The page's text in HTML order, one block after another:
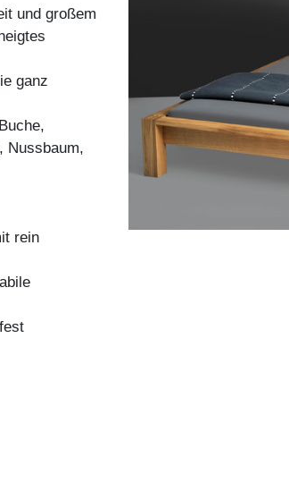
und großem
ganz
Nussbaum,
rein